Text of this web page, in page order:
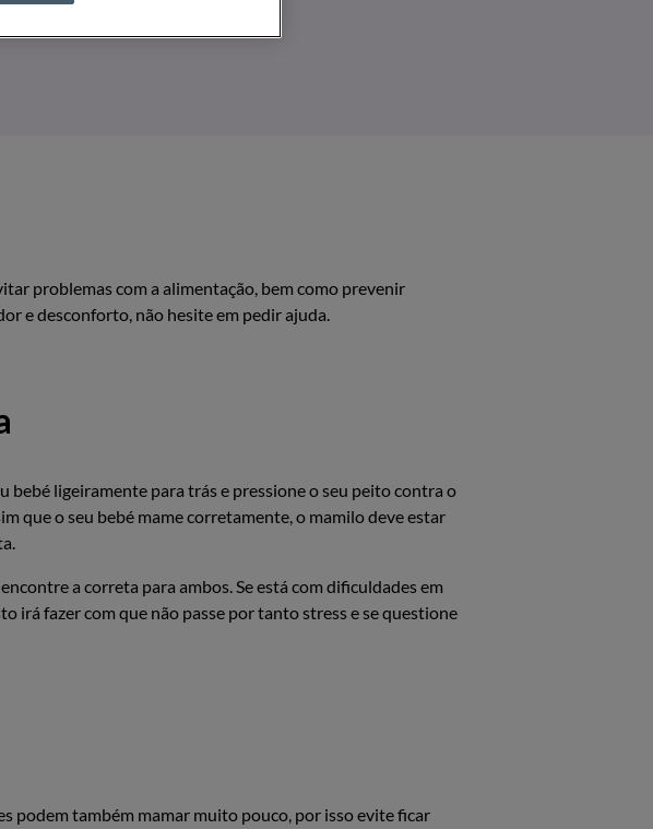
problemas com a alimentação, bem como prevenir
e desconforto, não hesite em pedir ajuda.
bebé ligeiramente para trás e pressione o seu peito contra o
que o seu bebé mame corretamente, o mamilo deve estar
a correta para ambos. Se está com dificuldades em
irá fazer com que não passe por tanto stress e se questione
podem também mamar muito pouco, por isso evite ficar